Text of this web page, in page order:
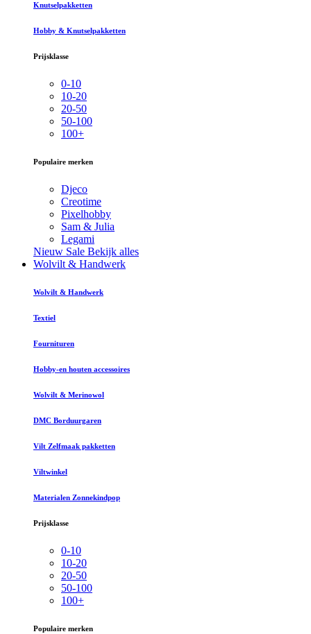
Knutselpakketten
Hobby & Knutselpakketten
Prijsklasse
0-10
10-20
20-50
50-100
100+
Populaire merken
Djeco
Creotime
Pixelhobby
Sam & Julia
Legami
Nieuw Sale Bekijk alles
Wolvilt & Handwerk
Wolvilt & Handwerk
Textiel
Fournituren
Hobby-en houten accessoires
Wolvilt & Merinowol
DMC Borduurgaren
Vilt Zelfmaak pakketten
Viltwinkel
Materialen Zonnekindpop
Prijsklasse
0-10
10-20
20-50
50-100
100+
Populaire merken